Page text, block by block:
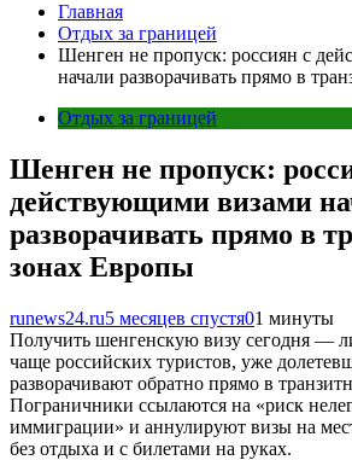
Главная
Отдых за границей
Шенген не пропуск: россиян с
начали разворачивать прямо в
Отдых за границей
Шенген не пропуск:
действующими визами
разворачивать прямо в
зонах Европы
runews24.ru5 месяцев спустя01 минуты
Получить шенгенскую визу сегодня —
чаще российских туристов, уже
разворачивают обратно прямо в
Пограничники ссылаются на «риск
иммиграции» и аннулируют визы на
без отдыха и с билетами на руках.